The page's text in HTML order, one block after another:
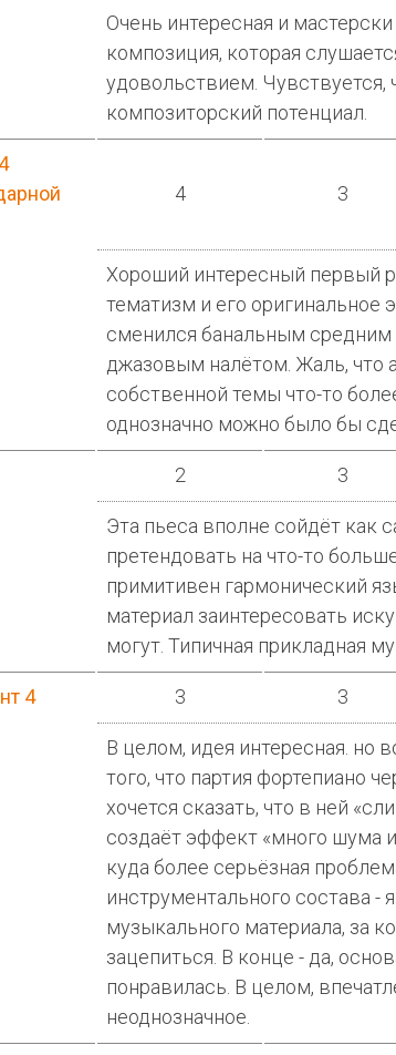
Очень интересная и
композиция, которая
удовольствием. Чувствуется,
композиторский потенциал.
4 3
Хороший интересный первый
тематизм и его оригинальное
сменился банальным
джазовым налётом. Жаль, что
собственной темы что-то
однозначно можно было бы
2 3
Эта пьеса вполне сойдёт как
претендовать на что-то
примитивен гармонический
материал заинтересовать
могут. Типичная прикладная
4 3 3
В целом, идея интересная. но
того, что партия фортепиано
хочется сказать, что в ней
создаёт эффект «много шума
куда более серьёзная
инструментального состава -
музыкального материала, за
зацепиться. В конце - да,
понравилась. В целом,
неоднозначное.